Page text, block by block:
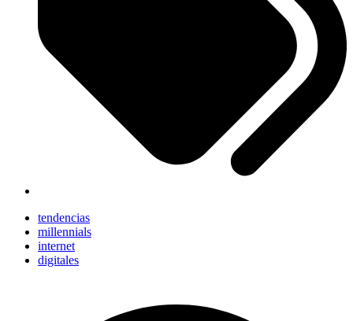
tendencias
millennials
internet
digitales